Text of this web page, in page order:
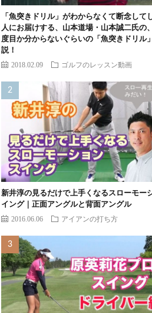
「魚突きドリル」がわからなくて断念して
人にお届けする、山本道場・山本誠二氏の
度目か分からないぐらいの「魚突きドリル
説！
2018.02.09 ゴルフのレッスン動画
新井淳の見るだけで上手くなるスローモー
イング｜正面アングルと背面アングル
2016.06.06 アイアンの打ち方